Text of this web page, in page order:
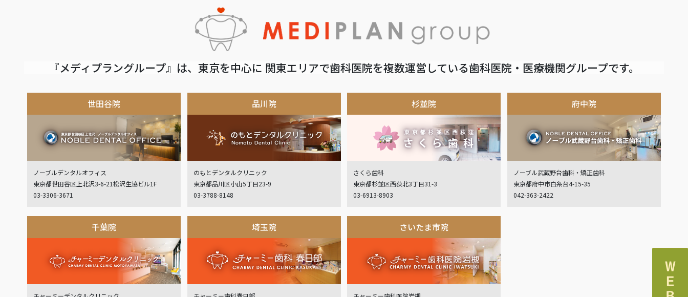
『メディプラングループ』は、東京を中心に 関東エリアで歯科医院を複数運営している歯科医院・医療機関グループです。
世田谷院
ノーブルデンタルオフィス
東京都世田谷区上北沢3-6-21松沢生協ビル1F
03-3306-3671
品川院
のもとデンタルクリニック
東京都品川区小山5丁目23-9
03-3788-8148
杉並院
さくら歯科
東京都杉並区西荻北3丁目31-3
03-6913-8903
府中院
ノーブル武蔵野台歯科・矯正歯科
東京都府中市白糸台4-15-35
042-363-2422
千葉院 埼玉院 さいたま市院